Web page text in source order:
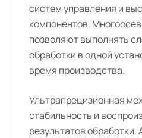
систем управления и
компонентов.
позволяют выполнять
обработки в одной
время производства.
Ультрапрецизионная
стабильность и
результатов обработки.